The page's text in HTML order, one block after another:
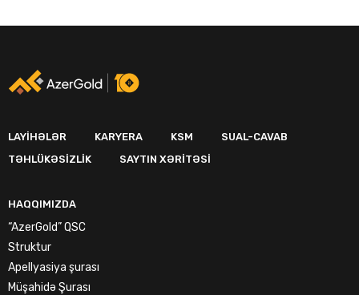
LAYIHƏLƏR KARYERA KSM
SUAL-CAVAB
TƏHLÜKƏSIZLIK
SAYTIN XƏRITƏSI
HAQQIMIZDA
“AzerGold” QSC
Struktur
Apellyasiya şurası
Müşahidə Şurası